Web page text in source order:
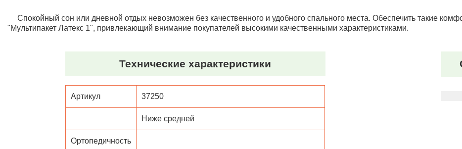
Спокойный сон или дневной отдых невозможен без качественного и удобного спального места. Обеспечить такие
"Мультипакет Латекс 1", привлекающий внимание покупателей высокими качественными характеристиками.
Технические характеристики
Артикул 37250
Ниже средней
Ортопедичность